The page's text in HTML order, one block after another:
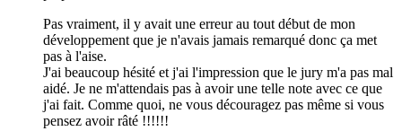
Pas vraiment, il y avait une erreur au tout début de mon
développement que je n'avais jamais remarqué donc ça met
pas à l'aise.
J'ai beaucoup hésité et j'ai l'impression que le jury m'a pas mal
aidé. Je ne m'attendais pas à avoir une telle note avec ce que
j'ai fait. Comme quoi, ne vous découragez pas même si vous
pensez avoir râté !!!!!!